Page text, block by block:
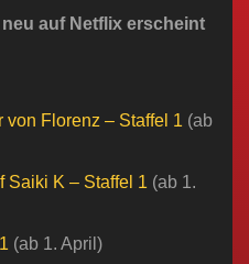
auf Netflix erscheint
von Florenz​ – Staffel 1 (ab
Saiki K​​ – Staffel 1 (ab 1.
(ab 1. April)